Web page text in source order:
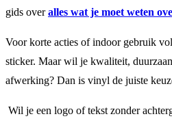
gids overalles wat je moet weten
Voor korte acties of indoor gebruik
sticker. Maar wil je kwaliteit,
afwerking? Dan is vinyl de juiste
Wil je een logo of tekst zonder